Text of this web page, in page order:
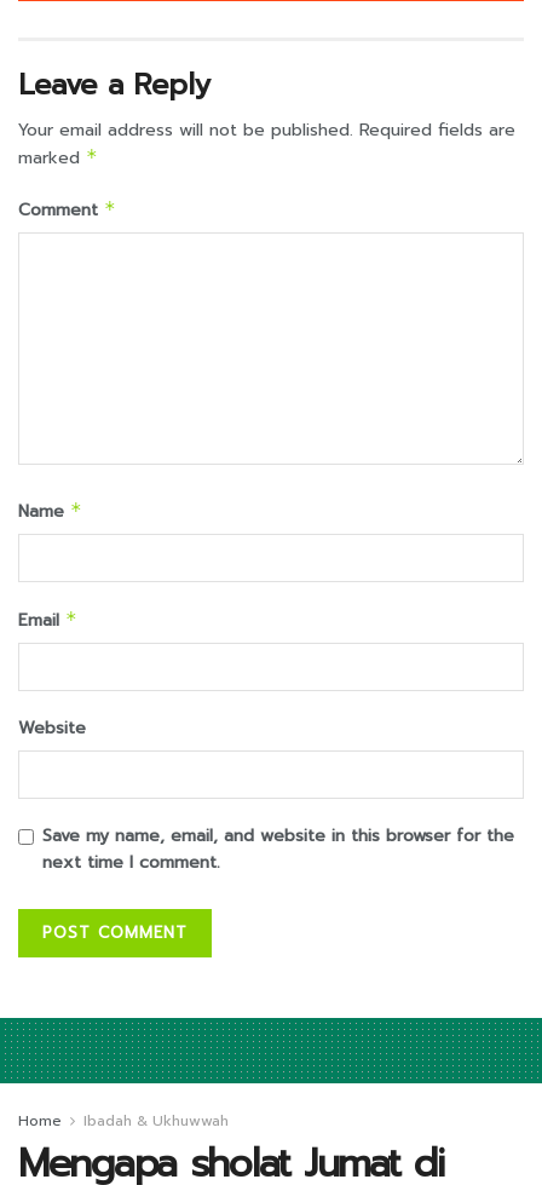
Leave a Reply
Your email address will not be published. Required fields are
marked *
Comment *
Name *
Email *
Website
Save my name, email, and website in this browser for the
next time I comment.
Home Ibadah & Ukhuwwah
Mengapa sholat Jumat di